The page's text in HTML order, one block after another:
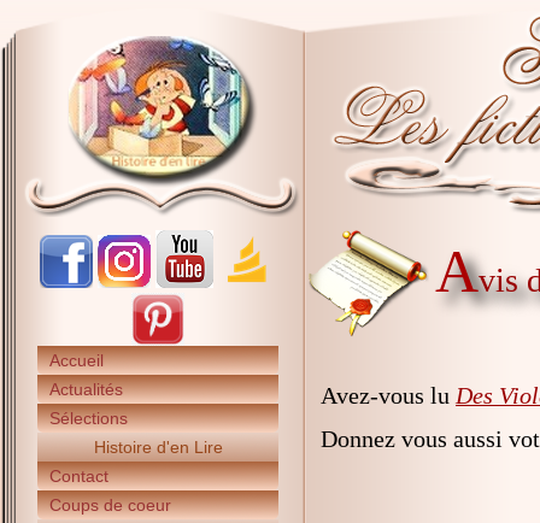
Accueil
Actualités
Sélections
Histoire d'en Lire
Contact
Coups de coeur
Avis
Avez-vous lu Des
Donnez vous aussi